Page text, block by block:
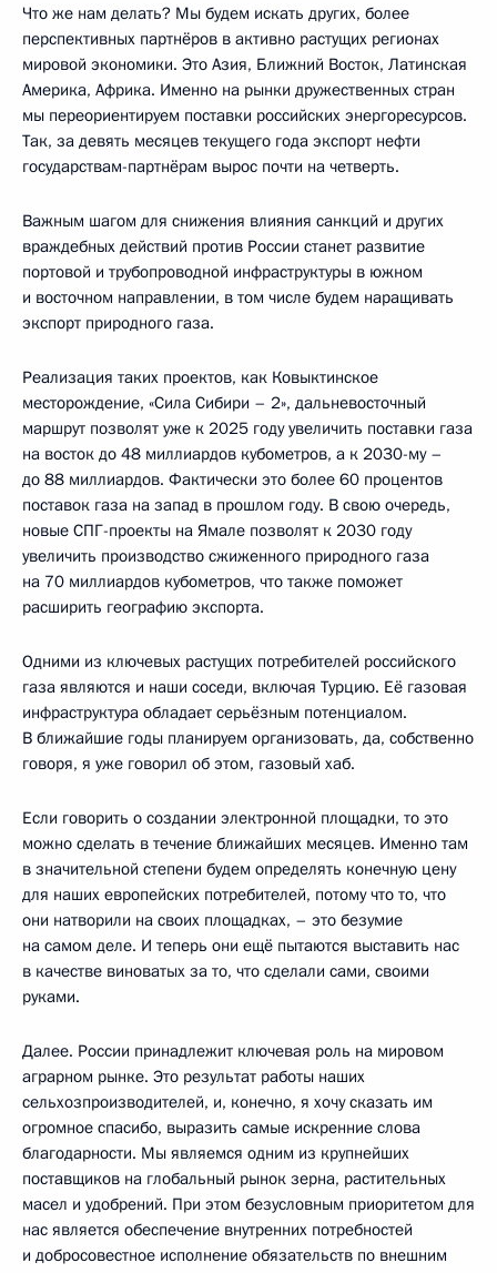
Что же нам делать? Мы будем искать других, более
перспективных партнёров в активно растущих регионах
мировой экономики. Это Азия, Ближний Восток, Латинская
Америка, Африка. Именно на рынки дружественных стран
мы переориентируем поставки российских энергоресурсов.
Так, за девять месяцев текущего года экспорт нефти
государствам-партнёрам вырос почти на четверть.
Важным шагом для снижения влияния санкций и других
враждебных действий против России станет развитие
портовой и трубопроводной инфраструктуры в южном
и восточном направлении, в том числе будем наращивать
экспорт природного газа.
Реализация таких проектов, как Ковыктинское
месторождение, «Сила Сибири – 2», дальневосточный
маршрут позволят уже к 2025 году увеличить поставки газа
на восток до 48 миллиардов кубометров, а к 2030-му –
до 88 миллиардов. Фактически это более 60 процентов
поставок газа на запад в прошлом году. В свою очередь,
новые СПГ-проекты на Ямале позволят к 2030 году
увеличить производство сжиженного природного газа
на 70 миллиардов кубометров, что также поможет
расширить географию экспорта.
Одними из ключевых растущих потребителей российского
газа являются и наши соседи, включая Турцию. Её газовая
инфраструктура обладает серьёзным потенциалом.
В ближайшие годы планируем организовать, да, собственно
говоря, я уже говорил об этом, газовый хаб.
Если говорить о создании электронной площадки, то это
можно сделать в течение ближайших месяцев. Именно там
в значительной степени будем определять конечную цену
для наших европейских потребителей, потому что то, что
они натворили на своих площадках, – это безумие
на самом деле. И теперь они ещё пытаются выставить нас
в качестве виноватых за то, что сделали сами, своими
руками.
Далее. России принадлежит ключевая роль на мировом
аграрном рынке. Это результат работы наших
сельхозпроизводителей, и, конечно, я хочу сказать им
огромное спасибо, выразить самые искренние слова
благодарности. Мы являемся одним из крупнейших
поставщиков на глобальный рынок зерна, растительных
масел и удобрений. При этом безусловным приоритетом для
нас является обеспечение внутренних потребностей
и добросовестное исполнение обязательств по внешним